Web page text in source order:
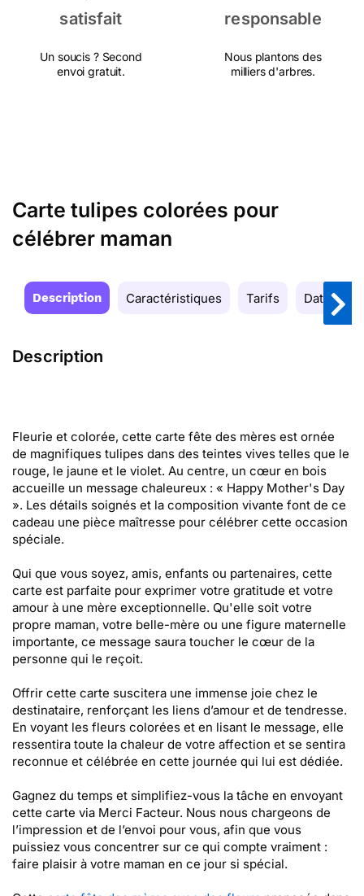
satisfait
Un soucis ? Second
envoi gratuit.
responsable
Nous plantons des
milliers d'arbres.
Carte tulipes colorées pour
célébrer maman
Description Caractéristiques Tarifs Date de
Description
Fleurie et colorée, cette carte fête des mères est ornée
de magnifiques tulipes dans des teintes vives telles que le
rouge, le jaune et le violet. Au centre, un cœur en bois
accueille un message chaleureux : « Happy Mother's Day
». Les détails soignés et la composition vivante font de ce
cadeau une pièce maîtresse pour célébrer cette occasion
spéciale.
Qui que vous soyez, amis, enfants ou partenaires, cette
carte est parfaite pour exprimer votre gratitude et votre
amour à une mère exceptionnelle. Qu'elle soit votre
propre maman, votre belle-mère ou une figure maternelle
importante, ce message saura toucher le cœur de la
personne qui le reçoit.
Offrir cette carte suscitera une immense joie chez le
destinataire, renforçant les liens d’amour et de tendresse.
En voyant les fleurs colorées et en lisant le message, elle
ressentira toute la chaleur de votre affection et se sentira
reconnue et célébrée en cette journée qui lui est dédiée.
Gagnez du temps et simplifiez-vous la tâche en envoyant
cette carte via Merci Facteur. Nous nous chargeons de
l’impression et de l’envoi pour vous, afin que vous
puissiez vous concentrer sur ce qui compte vraiment :
faire plaisir à votre maman en ce jour si spécial.